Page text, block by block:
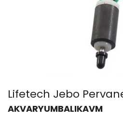
Lifetech Jebo
AKVARYUMBALIKAVM